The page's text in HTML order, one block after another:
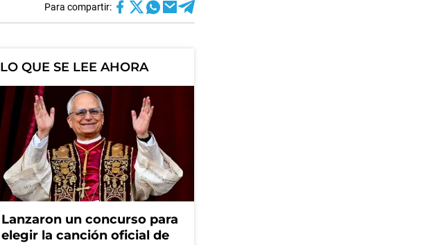
Para compartir:
LO QUE SE LEE AHORA
Lanzaron un concurso para
elegir la canción oficial de